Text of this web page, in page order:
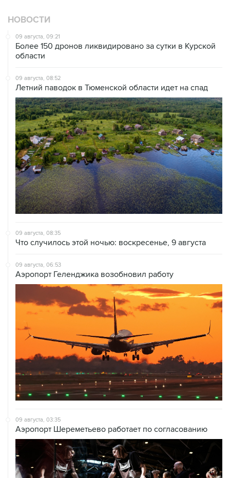
НОВОСТИ
09 августа, 09:21
Более 150 дронов ликвидировано за сутки в Курской
области
09 августа, 08:52
Летний паводок в Тюменской области идет на спад
09 августа, 08:35
Что случилось этой ночью: воскресенье, 9 августа
09 августа, 06:53
Аэропорт Геленджика возобновил работу
09 августа, 03:35
Аэропорт Шереметьево работает по согласованию